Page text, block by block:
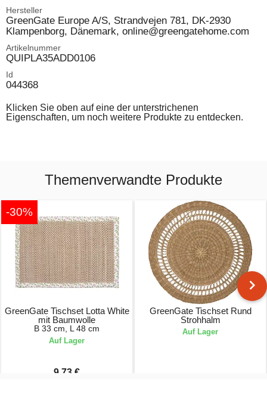
Hersteller
GreenGate Europe A/S, Strandvejen 781, DK-2930
Klampenborg, Dänemark, online@greengatehome.com
Artikelnummer
QUIPLA35ADD0106
Id
044368
Klicken Sie oben auf eine der unterstrichenen
Eigenschaften, um noch weitere Produkte zu entdecken.
Themenverwandte Produkte
-30%
GreenGate Tischset Lotta White
mit Baumwolle
B 33 cm, L 48 cm
Auf Lager
9,73 €
GreenGate Tischset Rund
Strohhalm
Auf Lager